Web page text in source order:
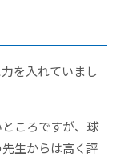
を入れていまし
ころですが、球
生からは高く評